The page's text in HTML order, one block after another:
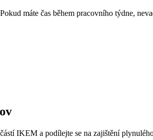
máte čas během pracovního týdne,
IKEM a podílejte se na zajištění